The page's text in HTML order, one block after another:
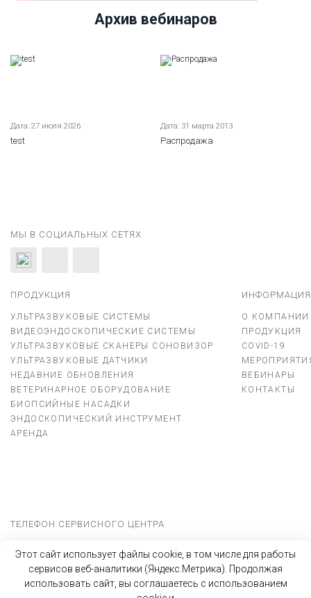
Архив вебинаров
Дата: 27 июля 2026
test
Дата: 31 марта 2013
Распродажа
Этот сайт использует файлы cookie, в том числе для работы
сервисов веб-аналитики (Яндекс.Метрика). Продолжая
использовать сайт, вы соглашаетесь с использованием
МЫ В СОЦИАЛЬНЫХ СЕТЯХ
ПРОДУКЦИЯ
УЛЬТРАЗВУКОВЫЕ СИСТЕМЫ
ВИДЕОЭНДОСКОПИЧЕСКИЕ СИСТЕМЫ
УЛЬТРАЗВУКОВЫЕ СКАНЕРЫ СОНОВИЗОР
УЛЬТРАЗВУКОВЫЕ ДАТЧИКИ
НЕДАВНИЕ ОБНОВЛЕНИЯ
ВЕТЕРИНАРНОЕ ОБОРУДОВАНИЕ
БИОПСИЙНЫЕ НАСАДКИ
ЭНДОСКОПИЧЕСКИЙ ИНСТРУМЕНТ
АРЕНДА
ИНФОРМАЦИЯ
О КОМПАНИИ
ПРОДУКЦИЯ
COVID-19
ВЕБИНАРЫ
КОНТАКТЫ
ТЕЛЕФОН СЕРВИСНОГО ЦЕНТРА
8(800)550-04-34